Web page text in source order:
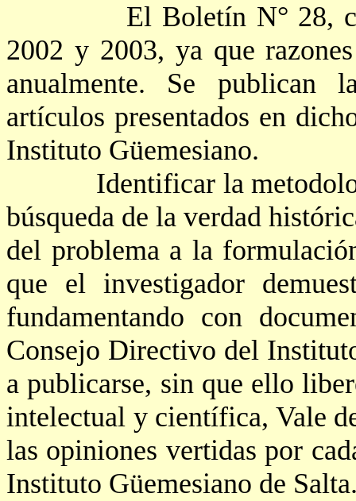
El Boletín N° 28,
2002 y 2003, ya que
anualmente. Se publican
artículos presentados en
Instituto Güemesiano.
Identificar la
búsqueda de la verdad
del problema a la
que el investigador
fundamentando con
Consejo Directivo del
a publicarse, sin que ello
intelectual y científica, Vale
las opiniones vertidas por
Instituto Güemesiano de